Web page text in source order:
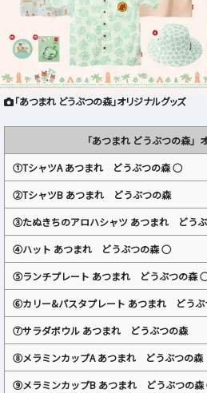
「あつまれ どうぶつの森」オリジナルグッズ
「あつまれ どうぶつの森」
①TシャツA あつまれ どうぶつの森 ○
②TシャツB あつまれ どうぶつの森
③たぬきちのアロハシャツ あつまれ どう
④ハット あつまれ どうぶつの森 ○
⑤ランチプレート あつまれ どうぶつの森
⑥カリー&パスタプレート あつまれ どうぶ
⑦サラダボウル あつまれ どうぶつの森
⑧メラミンカップA あつまれ どうぶつの森
⑨メラミンカップB あつまれ どうぶつの